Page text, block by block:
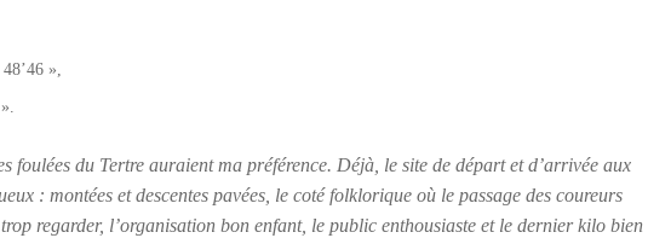
»,
foulées du Tertre auraient ma préférence. Déjà, le site de départ et d’arrivée aux
: montées et descentes pavées, le coté folklorique où le passage des coureurs
regarder, l’organisation bon enfant, le public enthousiaste et le dernier kilo bien